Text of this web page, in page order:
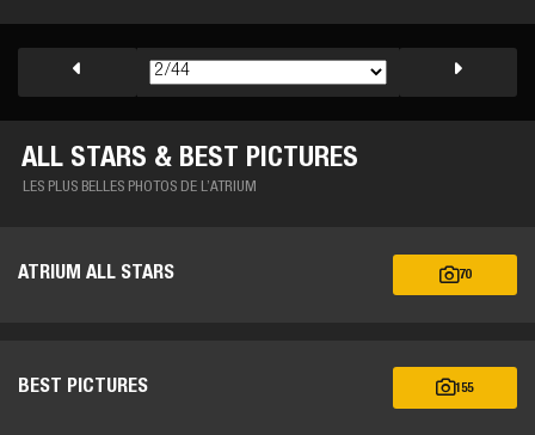
ALL STARS & BEST PICTURES
LES PLUS BELLES PHOTOS DE L’ATRIUM
ATRIUM ALL STARS 70
BEST PICTURES 155